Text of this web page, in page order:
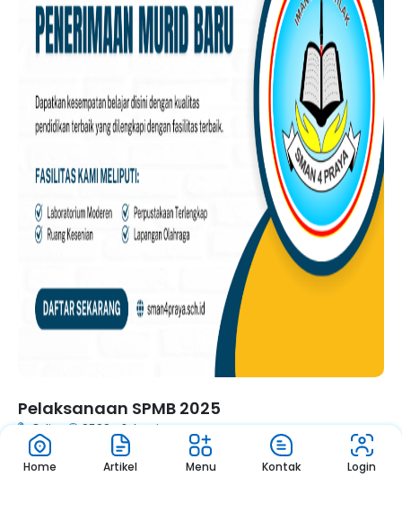
Pelaksanaan SPMB 2025
Online 07.00 - Selesai
Home Artikel Menu Kontak Login